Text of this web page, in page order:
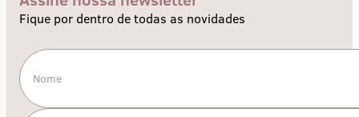
Fique por dentro de todas as novidades